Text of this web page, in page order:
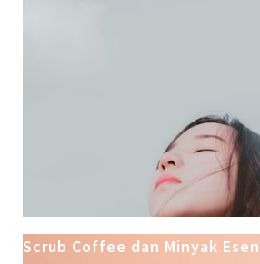
Scrub Coffee dan Minyak